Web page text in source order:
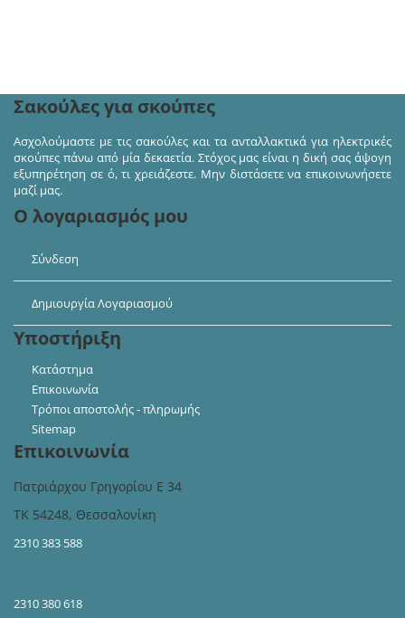
Σακούλες για σκούπες
Ασχολούμαστε με τις σακούλες και τα ανταλλακτικά για ηλεκτρικές
σκούπες πάνω από μία δεκαετία. Στόχος μας είναι η δική σας άψογη
εξυπηρέτηση σε ό, τι χρειάζεστε. Μην διστάσετε να επικοινωνήσετε
μαζί μας.
Ο λογαριασμός μου
Σύνδεση
Δημιουργία Λογαριασμού
Υποστήριξη
Κατάστημα
Επικοινωνία
Τρόποι αποστολής - πληρωμής
Sitemap
Επικοινωνία
Πατριάρχου Γρηγορίου Ε 34
ΤΚ 54248, Θεσσαλονίκη
2310 383 588
2310 380 618